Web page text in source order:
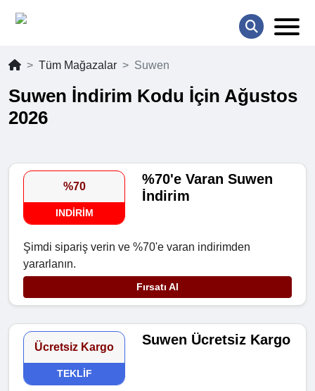
Tüm Mağazalar Suwen
Suwen İndirim Kodu İçin Ağustos
2026
%70
INDIRIM
%70'e Varan Suwen
İndirim
Şimdi sipariş verin ve %70'e varan indirimden
yararlanın.
Fırsatı Al
Ücretsiz Kargo
TEKLIF
Suwen Ücretsiz Kargo